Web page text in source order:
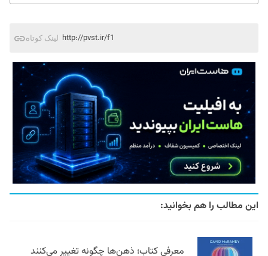
لینک کوتاه http://pvst.ir/f1
این مطالب را هم بخوانید:
معرفی کتاب؛ ذهن‌ها چگونه تغییر می‌کنند